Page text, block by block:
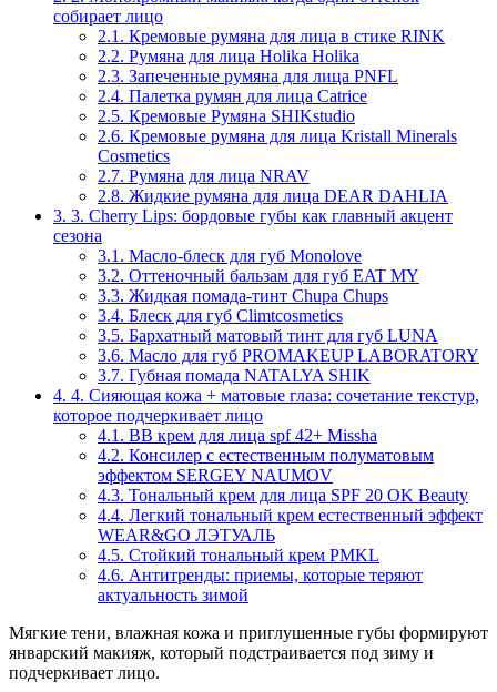
собирает лицо
2.1. Кремовые румяна для лица в стике RINK
2.2. Румяна для лица Holika Holika
2.3. Запеченные румяна для лица PNFL
2.4. Палетка румян для лица Catrice
2.5. Кремовые Румяна SHIKstudio
2.6. Кремовые румяна для лица Kristall Minerals
Cosmetics
2.7. Румяна для лица NRAV
2.8. Жидкие румяна для лица DEAR DAHLIA
3. 3. Cherry Lips: бордовые губы как главный акцент
сезона
3.1. Масло-блеск для губ Monolove
3.2. Оттеночный бальзам для губ EAT MY
3.3. Жидкая помада-тинт Chupa Chups
3.4. Блеск для губ Climtcosmetics
3.5. Бархатный матовый тинт для губ LUNA
3.6. Масло для губ PROMAKEUP LABORATORY
3.7. Губная помада NATALYA SHIK
4. 4. Сияющая кожа + матовые глаза: сочетание текстур,
которое подчеркивает лицо
4.1. BB крем для лица spf 42+ Missha
4.2. Консилер с естественным полуматовым
эффектом SERGEY NAUMOV
4.3. Тональный крем для лица SPF 20 OK Beauty
4.4. Легкий тональный крем естественный эффект
WEAR&GO ЛЭТУАЛЬ
4.5. Стойкий тональный крем PMKL
4.6. Антитренды: приемы, которые теряют
актуальность зимой
Мягкие тени, влажная кожа и приглушенные губы формируют
январский макияж, который подстраивается под зиму и
подчеркивает лицо.